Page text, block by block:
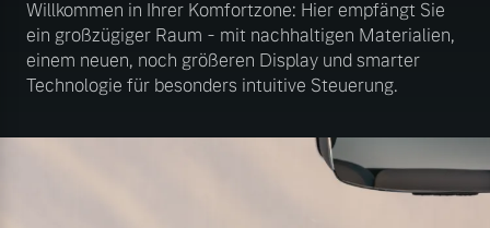
Willkommen in Ihrer Komfortzone: Hier empfängt Sie
ein großzügiger Raum - mit nachhaltigen Materialien,
einem neuen, noch größeren Display und smarter
Technologie für besonders intuitive Steuerung.